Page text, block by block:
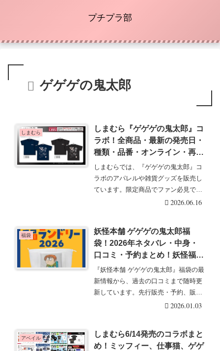
プチプラ部
ゲゲゲの鬼太郎
しまむら
しまむら『ゲゲゲの鬼太郎』コ
ラボ！全商品・最新の発売日・
種類・品番・オンライン・再販
まとめ！取扱店はどこ？目玉お
やじ柄も！半袖Tシャツが
2026/6/17より新発売！
しまむらでは、『ゲゲゲの鬼太郎』コ
ラボのアパレルや雑貨グッズを販売し
ています。限定商品でファン必見で
す。しまむら『ゲゲゲ・・・続きを読
2026.06.16
福袋
妖怪本舗 ゲゲゲの鬼太郎福
袋！2026年ネタバレ・中身・
口コミ・予約まとめ！妖怪福ラ
ンドリーの2026年妖怪福箱！
鬼太郎茶屋も！
『妖怪本舗 ゲゲゲの鬼太郎』福袋の最
新情報から、過去の口コミまで随時更
新しています。先行販売・予約、販売
方法、通販・オン・・・続きを読む
2026.01.03
アベイル
しまむら6/14発売のコラボまと
め！ミッフィー、仕事猫、ゲゲ